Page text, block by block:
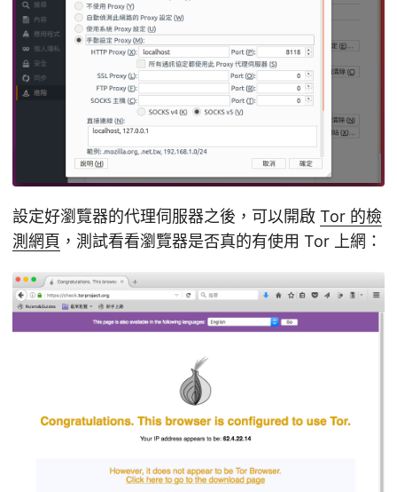
設定好瀏覽器的代理伺服器之後，可以開啟 Tor 的檢
測網頁 ，測試看看瀏覽器是否真的有使用 Tor 上網：